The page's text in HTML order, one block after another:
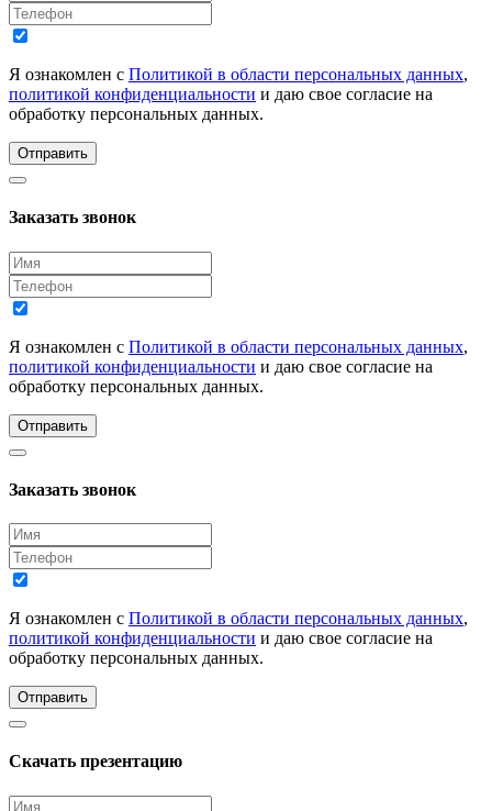
Я ознакомлен с Политикой в области персональных данных,
политикой конфиденциальности и даю свое согласие на
обработку персональных данных.
Отправить
Заказать звонок
Я ознакомлен с Политикой в области персональных данных,
политикой конфиденциальности и даю свое согласие на
обработку персональных данных.
Отправить
Заказать звонок
Я ознакомлен с Политикой в области персональных данных,
политикой конфиденциальности и даю свое согласие на
обработку персональных данных.
Отправить
Скачать презентацию